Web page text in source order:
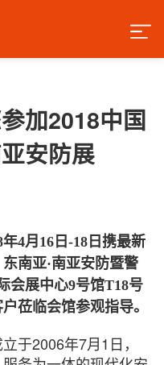
加2018中国
安防展
年4月16 日-18 日携最新
南亚·南亚安防暨警
会展中心9号馆T18号
莅临会馆参观指导。
于2006年7月1日，